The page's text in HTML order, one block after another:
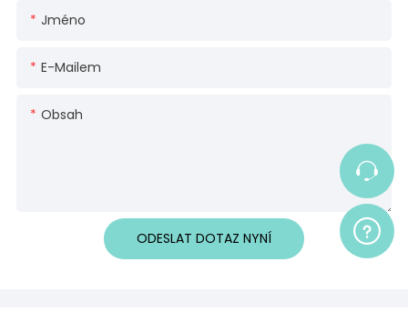
Jméno
E-Mailem
Obsah
ODESLAT DOTAZ NYNÍ